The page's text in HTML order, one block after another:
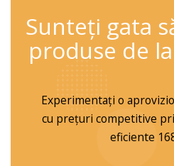
Sunteți gata
produse de
Experimentați o
cu prețuri competitive
eficiente